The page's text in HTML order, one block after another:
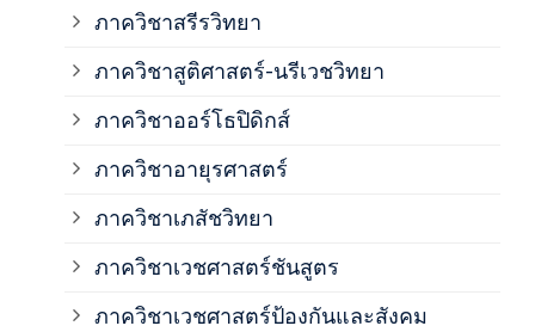
ภาควิชาสรีรวิทยา
ภาควิชาสูติศาสตร์-นรีเวชวิทยา
ภาควิชาออร์โธปิดิกส์
ภาควิชาอายุรศาสตร์
ภาควิชาเภสัชวิทยา
ภาควิชาเวชศาสตร์ชันสูตร
ภาควิชาเวชศาสตร์ป้องกันและสังคม